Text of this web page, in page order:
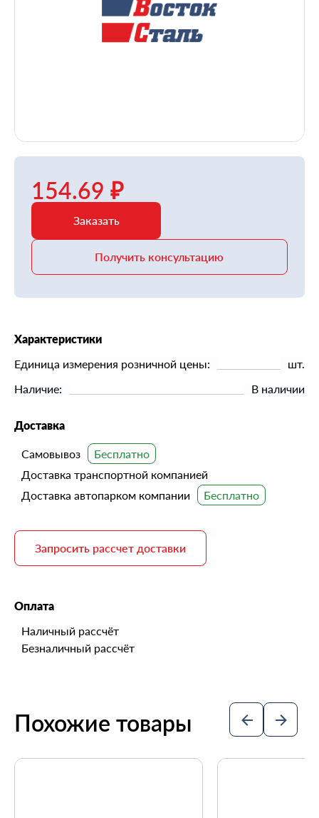
154.69 ₽
Заказать
Получить консультацию
Характеристики
Единица измерения розничной цены:
шт.
Наличие:
В наличии
Доставка
Самовывоз
Доставка транспортной компанией
Доставка автопарком компании
Запросить рассчет доставки
Оплата
Наличный рассчёт
Безналичный рассчёт
Похожие товары